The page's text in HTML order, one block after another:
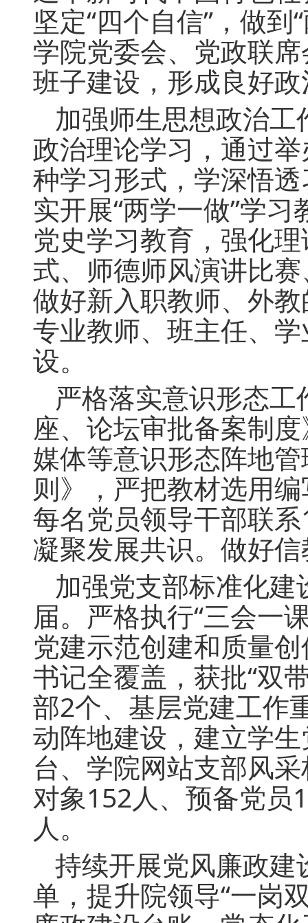
坚定“四个自信”，做
学院党委会、党政联
班子建设，形成良好
加强师生思想政治工
政治理论学习，通过
种学习形式，学深悟
实开展“两学一做”学
党史学习教育，强化
式、师德师风演讲比
做好新入职教师、外
专业教师、班主任、
设。
严格落实意识形态
座、论坛审批备案制
媒体等意识形态阵地
则》，严把教材选用
每名党员领导干部联
凝聚发展共识。做好
加强党支部标准化
届。严格执行“三会一
党建示范创建和质量
书记全覆盖，获批“双
部2个、基层党建工作
动阵地建设，建立学
台、学院网站支部风
对象152人、预备党员
人。
持续开展党风廉政
单，提升院领导“一岗